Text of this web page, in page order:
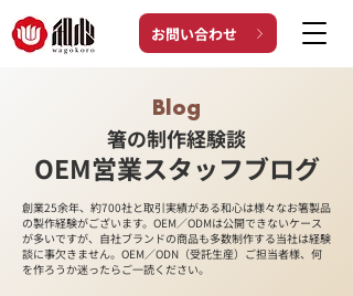
お問い合わせ
Blog
箸の制作経験談
OEM営業スタッフブログ
創業25余年、約700社と取引実績がある和心は様々なお箸製品
の製作経験がございます。OEM／ODMは公開できないケース
が多いですが、自社ブランドの商品も多数制作する当社は経験
談に事欠きません。OEM／ODN（受託生産）ご担当者様、何
を作ろうか迷ったらご一読ください。